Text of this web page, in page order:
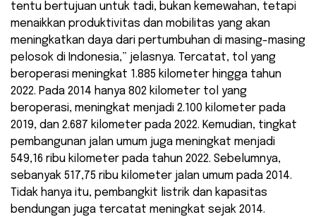
tentu bertujuan untuk tadi, bukan kemewahan, tetapi
menaikkan produktivitas dan mobilitas yang akan
meningkatkan daya dari pertumbuhan di masing-masing
pelosok di Indonesia,” jelasnya. Tercatat, tol yang
beroperasi meningkat 1.885 kilometer hingga tahun
2022. Pada 2014 hanya 802 kilometer tol yang
beroperasi, meningkat menjadi 2.100 kilometer pada
2019, dan 2.687 kilometer pada 2022. Kemudian, tingkat
pembangunan jalan umum juga meningkat menjadi
549,16 ribu kilometer pada tahun 2022. Sebelumnya,
sebanyak 517,75 ribu kilometer jalan umum pada 2014.
Tidak hanya itu, pembangkit listrik dan kapasitas
bendungan juga tercatat meningkat sejak 2014.